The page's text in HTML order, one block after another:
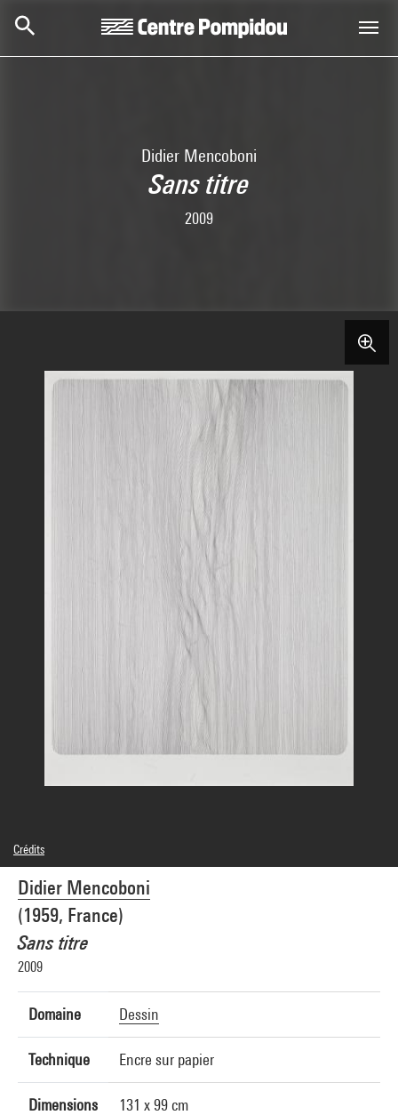
Didier Mencoboni
Sans titre
2009
Didier Mencoboni
(1959, France)
Sans titre
2009
Domaine Dessin
Technique Encre sur papier
Dimensions 131 x 99 cm
Crédits
© Adagp, Paris
Crédit photographique : André Morin/Dist. GrandPalaisRmn
Réf. image : 4L02522
Diffusion image :GrandPalaisRmnPhoto